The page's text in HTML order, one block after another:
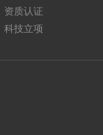
资质认证
科技立项